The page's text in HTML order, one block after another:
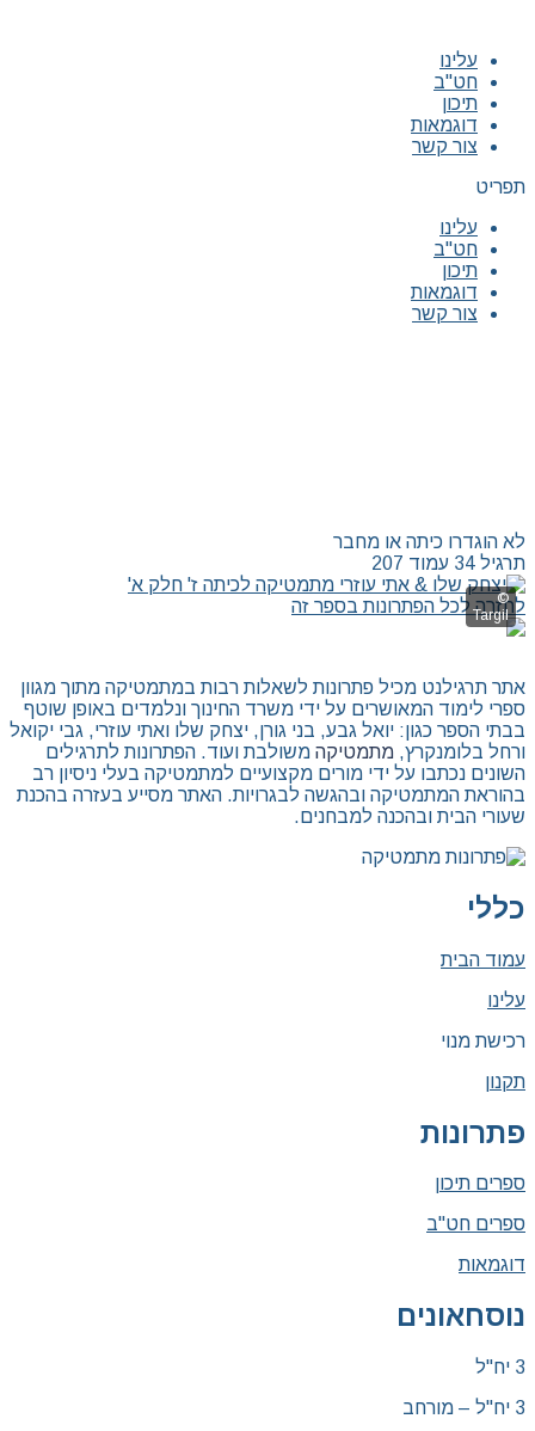
עלינו
חט"ב
תיכון
דוגמאות
צור קשר
תפריט
עלינו
חט"ב
תיכון
דוגמאות
צור קשר
לא הוגדרו כיתה או מחבר
תרגיל 34 עמוד 207
לחזרה לכל הפתרונות בספר זה
אתר תרגילנט מכיל פתרונות לשאלות רבות במתמטיקה מתוך מגוון
ספרי לימוד המאושרים על ידי משרד החינוך ונלמדים באופן שוטף
בבתי הספר כגון: יואל גבע, בני גורן, יצחק שלו ואתי עוזרי, גבי יקואל
ורחל בלומנקרץ, מתמטיקה משולבת ועוד. הפתרונות לתרגילים
השונים נכתבו על ידי מורים מקצועיים למתמטיקה בעלי ניסיון רב
בהוראת המתמטיקה ובהגשה לבגרויות. האתר מסייע בעזרה בהכנת
שעורי הבית ובהכנה למבחנים.
כללי
עמוד הבית
עלינו
רכישת מנוי
תקנון
פתרונות
ספרים תיכון
ספרים חט"ב
דוגמאות
נוסחאונים
3 יח"ל
3 יח"ל – מורחב